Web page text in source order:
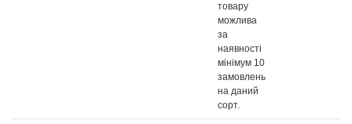
товару
можлива
за
наявності
мінімум 10
замовлень
на даний
сорт.